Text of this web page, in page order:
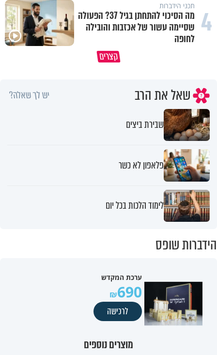
4 תכני הידברות
מה הסיכוי להתחתן בגיל 37? הפעולה
שסיימה עשור של אכזבות והובילה
לחופה
קצרים
שאל את הרב יש לך שאלה?
שבירת ביצים
פלאפון לא כשר
לימוד הלכות בכל יום
הידברות שופס
ערכת המקדש
690
לרכישה
מוצרים נוספים